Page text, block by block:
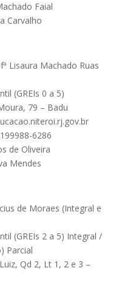
Faial
Carvalho
Lisaura Machado Ruas
(GREIs 0 a 5)
79 – Badu
6286
de Oliveira
Mendes
de Moraes (Integral e
(GREIs 2 a 5) Integral /
Parcial
Qd 2, Lt 1, 2 e 3 –